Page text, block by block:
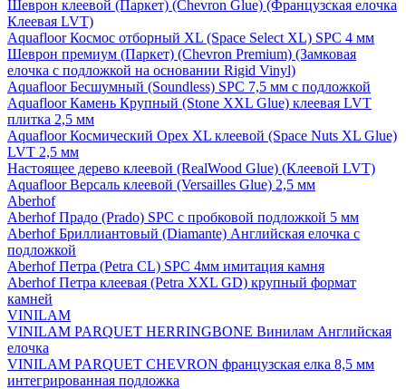
Шеврон клеевой (Паркет) (Chevron Glue) (Французская елочка
Клеевая LVT)
Aquafloor Космос отборный XL (Space Select XL) SPC 4 мм
Шеврон премиум (Паркет) (Chevron Premium) (Замковая
елочка с подложкой на основании Rigid Vinyl)
Aquafloor Бесшумный (Soundless) SPC 7,5 мм с подложкой
Aquafloor Камень Крупный (Stone XXL Glue) клеевая LVT
плитка 2,5 мм
Aquafloor Космический Орех XL клеевой (Space Nuts XL Glue)
LVT 2,5 мм
Настоящее дерево клеевой (RealWood Glue) (Клеевой LVT)
Aquafloor Версаль клеевой (Versailles Glue) 2,5 мм
Aberhof
Aberhof Прадо (Prado) SPC с пробковой подложкой 5 мм
Aberhof Бриллиантовый (Diamante) Английская елочка с
подложкой
Aberhof Петра (Petra CL) SPC 4мм имитация камня
Aberhof Петра клеевая (Petra XXL GD) крупный формат
камней
VINILAM
VINILAM PARQUET HERRINGBONE Винилам Английская
елочка
VINILAM PARQUET CHEVRON французская елка 8,5 мм
интегрированная подложка